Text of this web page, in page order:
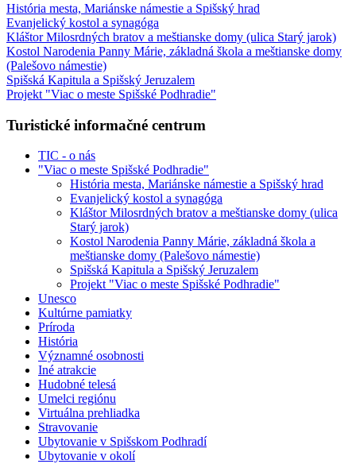
História mesta, Mariánske námestie a Spišský hrad
Evanjelický kostol a synagóga
Kláštor Milosrdných bratov a meštianske domy (ulica Starý jarok)
Kostol Narodenia Panny Márie, základná škola a meštianske domy
(Palešovo námestie)
Spišská Kapitula a Spišský Jeruzalem
Projekt "Viac o meste Spišské Podhradie"
Turistické informačné centrum
TIC - o nás
"Viac o meste Spišské Podhradie"
História mesta, Mariánske námestie a Spišský hrad
Evanjelický kostol a synagóga
Kláštor Milosrdných bratov a meštianske domy (ulica
Starý jarok)
Kostol Narodenia Panny Márie, základná škola a
meštianske domy (Palešovo námestie)
Spišská Kapitula a Spišský Jeruzalem
Projekt "Viac o meste Spišské Podhradie"
Unesco
Kultúrne pamiatky
Príroda
História
Významné osobnosti
Iné atrakcie
Hudobné telesá
Umelci regiónu
Virtuálna prehliadka
Stravovanie
Ubytovanie v Spišskom Podhradí
Ubytovanie v okolí